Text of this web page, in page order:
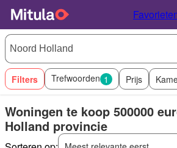
Filters Trefwoorden 1 Prijs
Woningen te koop 500000
Holland provincie